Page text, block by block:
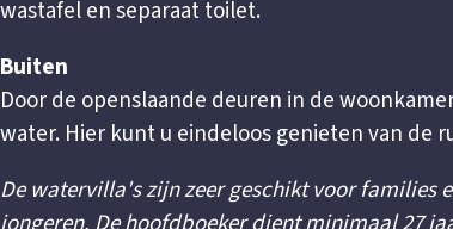
wastafel en separaat toilet.
Buiten
Door de openslaande deuren in de
water. Hier kunt u eindeloos genieten van de
De watervilla's zijn zeer geschikt voor families